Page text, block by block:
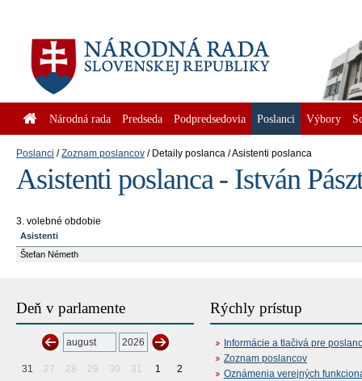
Národná rada Predseda Podpredsedovia Poslanci Výbory
Poslanci Zoznam poslancov Detaily poslanca Asistenti poslanca
Asistenti poslanca - István
3. volebné obdobie
Asistenti
Štefan Németh
Deň v parlamente
31 27 28 29 30 31 1
2
Rýchly prístup
Informácie a tlačivá pre
Zoznam poslancov
Oznámenia verejných